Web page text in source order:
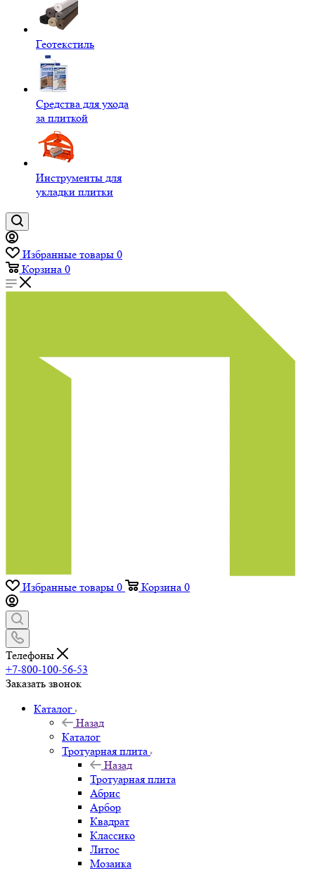
Геотекстиль
Средства для ухода
за плиткой
Инструменты для
укладки плитки
Избранные товары 0
Корзина 0
Избранные товары 0 Корзина 0
Телефоны
+7-800-100-56-53
Заказать звонок
Каталог
Назад
Каталог
Тротуарная плита
Назад
Тротуарная плита
Абрис
Арбор
Квадрат
Классико
Литос
Мозаика